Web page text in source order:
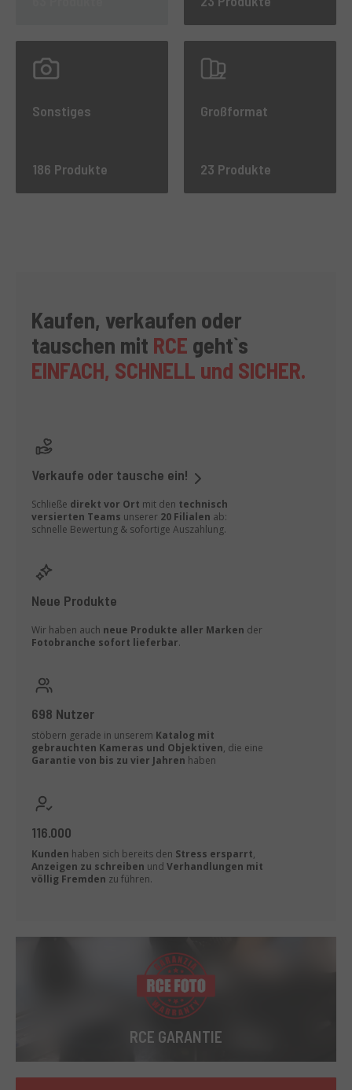
Sonstiges
186 Produkte
Großformat
23 Produkte
Kaufen, verkaufen oder
tauschen mit RCE geht`s
EINFACH, SCHNELL und SICHER.
Verkaufe oder tausche ein!
Schließe direkt vor Ort mit den technisch
versierten Teams unserer 20 Filialen ab:
schnelle Bewertung & sofortige Auszahlung.
Neue Produkte
Wir haben auch neue Produkte aller Marken der
Fotobranche sofort lieferbar.
698 Nutzer
stöbern gerade in unserem Katalog mit
gebrauchten Kameras und Objektiven, die eine
Garantie von bis zu vier Jahren haben
116.000
Kunden haben sich bereits den Stress ersparrt,
Anzeigen zu schreiben und Verhandlungen mit
völlig Fremden zu führen.
RCE GARANTIE